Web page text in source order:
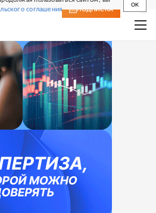
соглашения
OK
ПОДПИСКА